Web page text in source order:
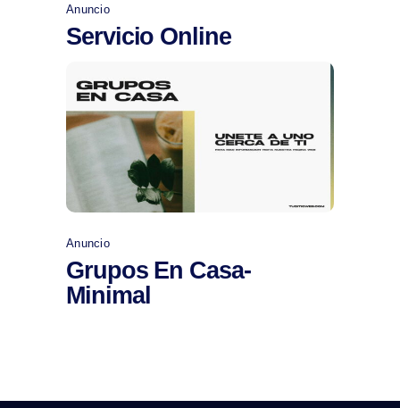
Anuncio
Servicio Online
Comprar
Anuncio
Grupos En Casa-
Minimal